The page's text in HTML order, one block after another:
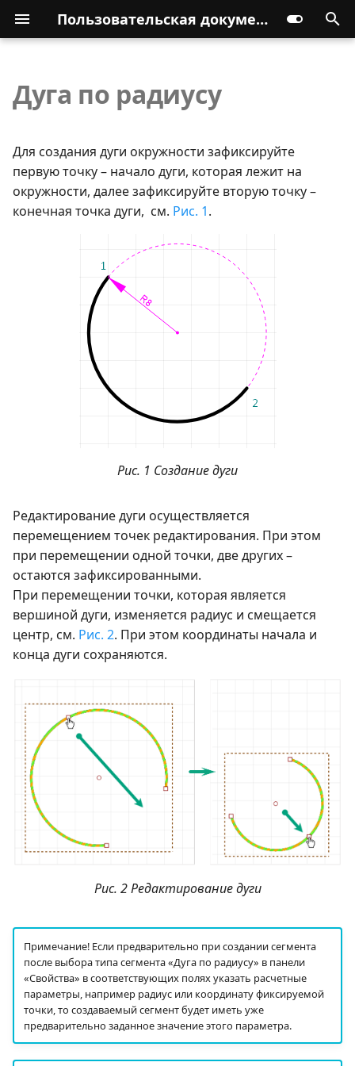
Пользовательская документация
Дуга по радиусу
Для создания дуги окружности зафиксируйте
первую точку – начало дуги, которая лежит на
окружности, далее зафиксируйте вторую точку –
конечная точка дуги, см. Рис. 1.
Рис. 1 Создание дуги
Редактирование дуги осуществляется
перемещением точек редактирования. При этом
при перемещении одной точки, две других –
остаются зафиксированными.
При перемещении точки, которая является
вершиной дуги, изменяется радиус и смещается
центр, см. Рис. 2. При этом координаты начала и
конца дуги сохраняются.
Рис. 2 Редактирование дуги
Примечание! Если предварительно при создании сегмента
после выбора типа сегмента «Дуга по радиусу» в панели
«Свойства» в соответствующих полях указать расчетные
параметры, например радиус или координату фиксируемой
точки, то создаваемый сегмент будет иметь уже
предварительно заданное значение этого параметра.